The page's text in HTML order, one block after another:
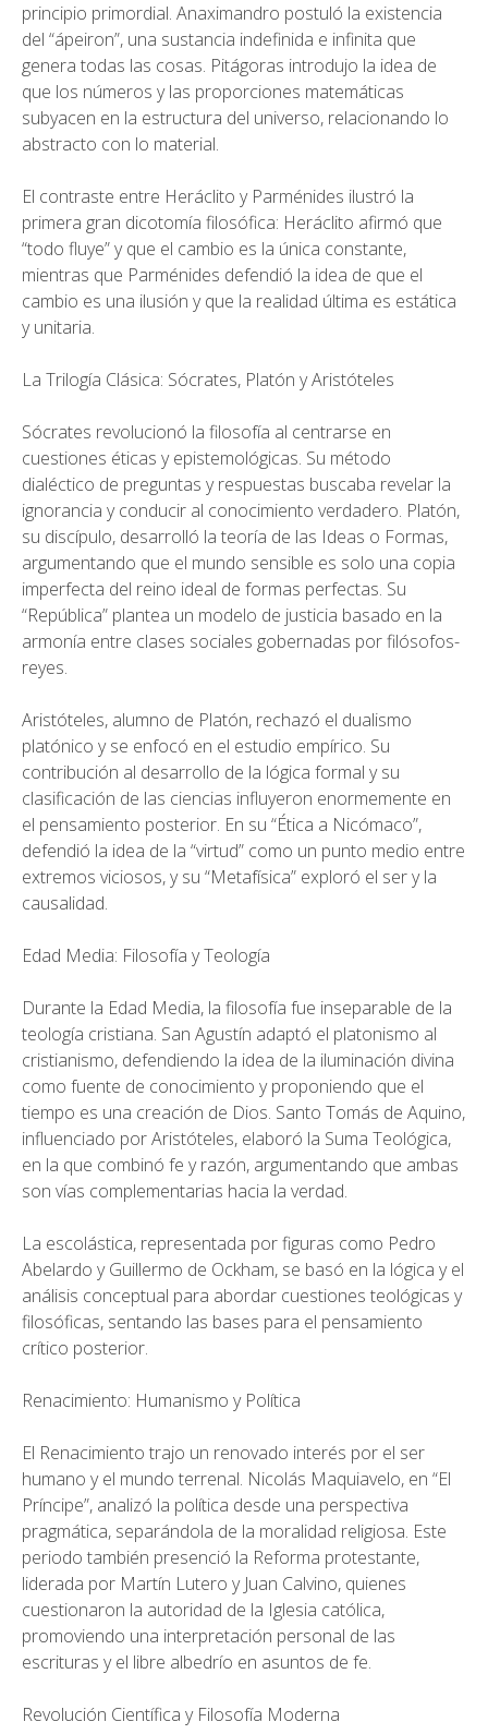
principio primordial. Anaximandro postuló la existencia
del “ápeiron”, una sustancia indefinida e infinita que
genera todas las cosas. Pitágoras introdujo la idea de
que los números y las proporciones matemáticas
subyacen en la estructura del universo, relacionando lo
abstracto con lo material.
El contraste entre Heráclito y Parménides ilustró la
primera gran dicotomía filosófica: Heráclito afirmó que
“todo fluye” y que el cambio es la única constante,
mientras que Parménides defendió la idea de que el
cambio es una ilusión y que la realidad última es estática
y unitaria.
La Trilogía Clásica: Sócrates, Platón y Aristóteles
Sócrates revolucionó la filosofía al centrarse en
cuestiones éticas y epistemológicas. Su método
dialéctico de preguntas y respuestas buscaba revelar la
ignorancia y conducir al conocimiento verdadero. Platón,
su discípulo, desarrolló la teoría de las Ideas o Formas,
argumentando que el mundo sensible es solo una copia
imperfecta del reino ideal de formas perfectas. Su
“República” plantea un modelo de justicia basado en la
armonía entre clases sociales gobernadas por filósofos-
reyes.
Aristóteles, alumno de Platón, rechazó el dualismo
platónico y se enfocó en el estudio empírico. Su
contribución al desarrollo de la lógica formal y su
clasificación de las ciencias influyeron enormemente en
el pensamiento posterior. En su “Ética a Nicómaco”,
defendió la idea de la “virtud” como un punto medio entre
extremos viciosos, y su “Metafísica” exploró el ser y la
causalidad.
Edad Media: Filosofía y Teología
Durante la Edad Media, la filosofía fue inseparable de la
teología cristiana. San Agustín adaptó el platonismo al
cristianismo, defendiendo la idea de la iluminación divina
como fuente de conocimiento y proponiendo que el
tiempo es una creación de Dios. Santo Tomás de Aquino,
influenciado por Aristóteles, elaboró la Suma Teológica,
en la que combinó fe y razón, argumentando que ambas
son vías complementarias hacia la verdad.
La escolástica, representada por figuras como Pedro
Abelardo y Guillermo de Ockham, se basó en la lógica y el
análisis conceptual para abordar cuestiones teológicas y
filosóficas, sentando las bases para el pensamiento
crítico posterior.
Renacimiento: Humanismo y Política
El Renacimiento trajo un renovado interés por el ser
humano y el mundo terrenal. Nicolás Maquiavelo, en “El
Príncipe”, analizó la política desde una perspectiva
pragmática, separándola de la moralidad religiosa. Este
periodo también presenció la Reforma protestante,
liderada por Martín Lutero y Juan Calvino, quienes
cuestionaron la autoridad de la Iglesia católica,
promoviendo una interpretación personal de las
escrituras y el libre albedrío en asuntos de fe.
Revolución Científica y Filosofía Moderna